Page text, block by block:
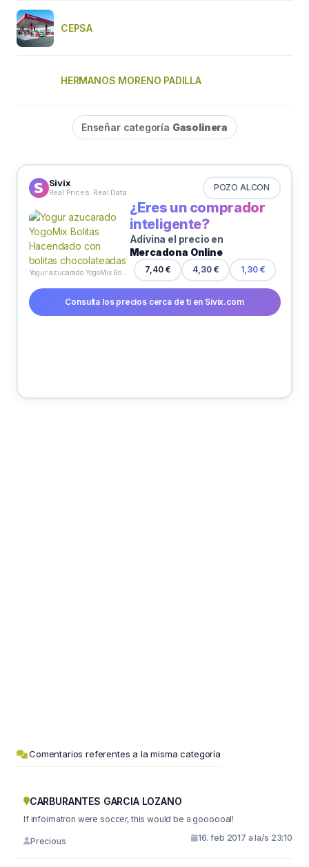
CEPSA
HERMANOS MORENO PADILLA
Enseñar categoría Gasolinera
Sivix
Real Prices. Real Data POZO ALCON
Yogur azucarado YogoMix Bolitas Hacendado con bolitas chocolateadas
¿Eres un comprador
inteligente?
Adivina el precio en
Mercadona Online
7,40 € 4,30 € 1,30 €
Consulta los precios cerca de ti en Sivix.com
Comentarios referentes a la misma categoría
CARBURANTES GARCIA LOZANO
If infoimatron were soccer, this would be a goooooal!
Precious 16. feb 2017 a la/s 23:10